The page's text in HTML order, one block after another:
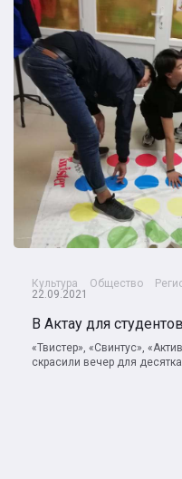
Культура Общество
22.09.2021
«Твистер», «Свинтус»,
скрасили вечер для десятка